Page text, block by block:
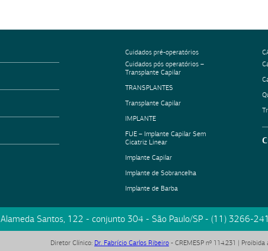
Cuidados pré-operatórios
Cuidados pós operatórios –
Transplante Capilar
TRANSPLANTES
Transplante Capilar
IMPLANTE
FUE – Implante Capilar Sem
Cicatriz Linear
Implante Capilar
Implante de Sobrancelha
Implante de Barba
Alameda Santos, 122 - conjunto 304 - São Paulo/SP - (11) 3266-
Diretor Clínico: Dr. Fabrício Carlos Ribeiro - CREMESP nº 114.231 |